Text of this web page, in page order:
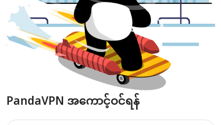
PandaVPN အကောင့်ဝင်ရန်